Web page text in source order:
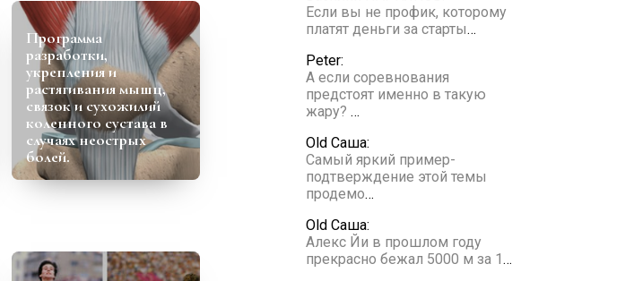
Программа
разработки,
укрепления и
растягивания мышц,
связок и сухожилий
коленного сустава в
случаях неострых
болей.
Если вы не профик, которому
платят деньги за старты…
Peter:
А если соревнования
предстоят именно в такую
жару? …
Old Саша:
Самый яркий пример-
подтверждение этой темы
продемо…
Old Саша:
Алекс Йи в прошлом году
прекрасно бежал 5000 м за 1…